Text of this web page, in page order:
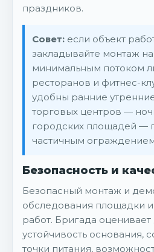
праздников.
Совет: если объект
закладывайте монтаж
минимальным потоком
ресторанов и фитнес-
удобны ранние
торговых центров —
городских площадей —
частичным
Безопасность и
Безопасный монтаж и
обследования площадки
работ. Бригада оценивает
устойчивость основания,
точки питания,